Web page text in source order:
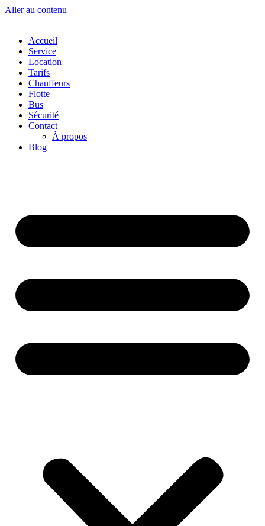
Aller au contenu
Accueil
Service
Location
Tarifs
Chauffeurs
Flotte
Bus
Sécurité
Contact
À propos
Blog